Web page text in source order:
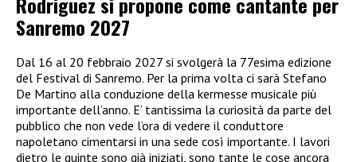
Sanremo 2027
Dal 16 al 20 febbraio 2027 si svolgerà la 77esima edizione
del Festival di Sanremo. Per la prima volta ci sarà Stefano
De Martino alla conduzione della kermesse musicale più
importante dell’anno. E’ tantissima la curiosità da parte del
pubblico che non vede l’ora di vedere il conduttore
napoletano cimentarsi in una sede così importante. I lavori
dietro le quinte sono già iniziati, sono tante le cose ancora